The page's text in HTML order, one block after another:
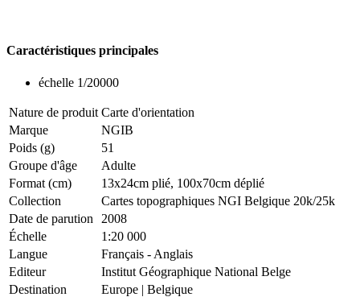
Caractéristiques principales
échelle 1/20000
Nature de produit Carte d'orientation
Marque
NGIB
Poids (g)
51
Groupe d'âge
Adulte
Format (cm)
13x24cm plié, 100x70cm déplié
Collection
Cartes topographiques NGI Belgique 20k/25k
Date de parution
2008
Échelle
1:20 000
Langue
Français - Anglais
Editeur
Institut Géographique National Belge
Destination
Europe | Belgique